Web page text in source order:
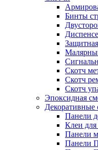
Бинты
Скотч
Скотч
Скотч
Эпоксидная
Декоративные
Панели
Клеи
Панели
Панели